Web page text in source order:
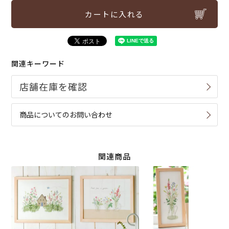
カートに入れる
関連キーワード
商品についてのお問い合わせ
関連商品